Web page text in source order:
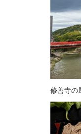
修善寺の